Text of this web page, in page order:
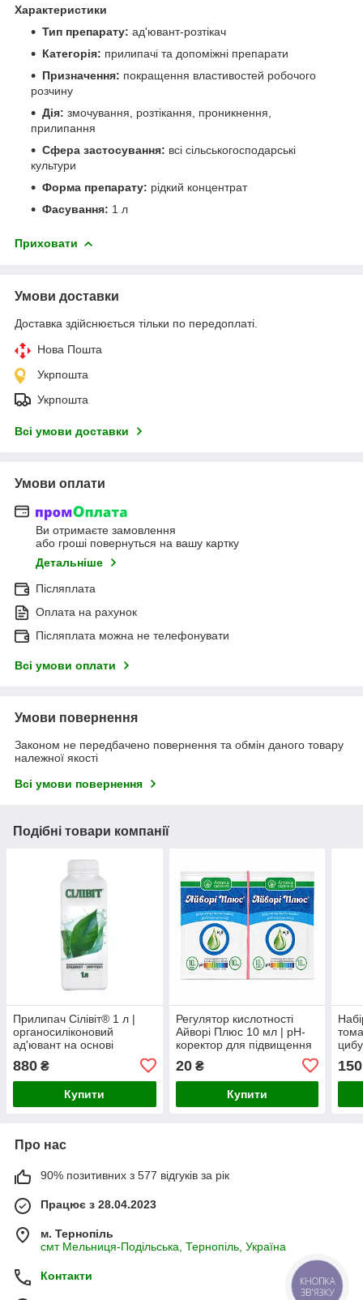
Характеристики
Тип препарату: ад'ювант-розтікач
Категорія: прилипачі та допоміжні препарати
Призначення: покращення властивостей робочого
розчину
Дія: змочування, розтікання, проникнення,
прилипання
Сфера застосування: всі сільськогосподарські
культури
Форма препарату: рідкий концентрат
Фасування: 1 л
Приховати
Умови доставки
Доставка здійснюється тільки по передоплаті.
Нова Пошта
Укрпошта
Укрпошта
Всі умови доставки
Умови оплати
Ви отримаєте замовлення
або гроші повернуться на вашу картку
Детальніше
Післяплата
Оплата на рахунок
Післяплата можна не телефонувати
Всі умови оплати
Умови повернення
Законом не передбачено повернення та обмін даного товару
належної якості
Всі умови повернення
Подібні товари компанії
Прилипач Сілівіт® 1 л |
органосиліконовий
ад'ювант на основі
покращення дії ЗЗР та
добрив
880 ₴
Купити
Регулятор кислотності
Айворі Плюс 10 мл | pH-
коректор для підвищення
засобів захисту рослин
20₴
Купити
150
Про нас
90% позитивних з 577 відгуків за рік
Працює з 28.04.2023
м. Тернопіль
смт Мельниця-Подільська, Тернопіль, Україна
Контакти
КНОПКА
ЗВ'ЯЗКУ